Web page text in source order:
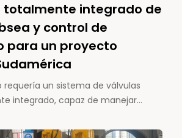
totalmente integrado de
y control de
para un proyecto
requería un sistema de válvulas
integrado, capaz de manejar…